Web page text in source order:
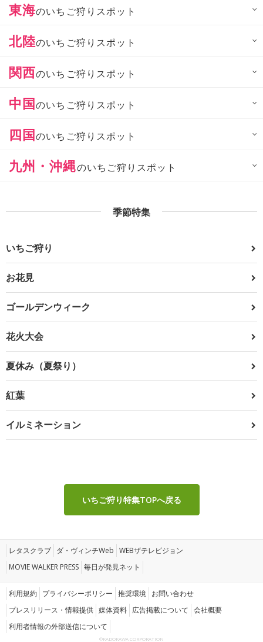
東海のいちご狩りスポット
北陸のいちご狩りスポット
関西のいちご狩りスポット
中国のいちご狩りスポット
四国のいちご狩りスポット
九州・沖縄のいちご狩りスポット
季節特集
いちご狩り
お花見
ゴールデンウィーク
花火大会
夏休み（夏祭り）
紅葉
イルミネーション
いちご狩り特集TOPへ戻る
レタスクラブ ダ・ヴィンチWeb WEBザテレビジョン
MOVIE WALKER PRESS 毎日が発見ネット
利用規約 プライバシーポリシー 推奨環境 お問い合わせ
プレスリリース・情報提供 媒体資料 広告掲載について 会社概要
利用者情報の外部送信について
©KADOKAWA CORPORATION